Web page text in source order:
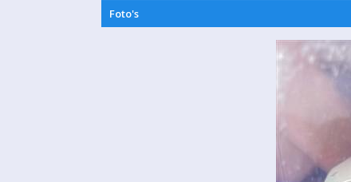
Foto's